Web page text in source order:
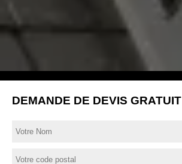
DEMANDE DE DEVIS GRATUIT